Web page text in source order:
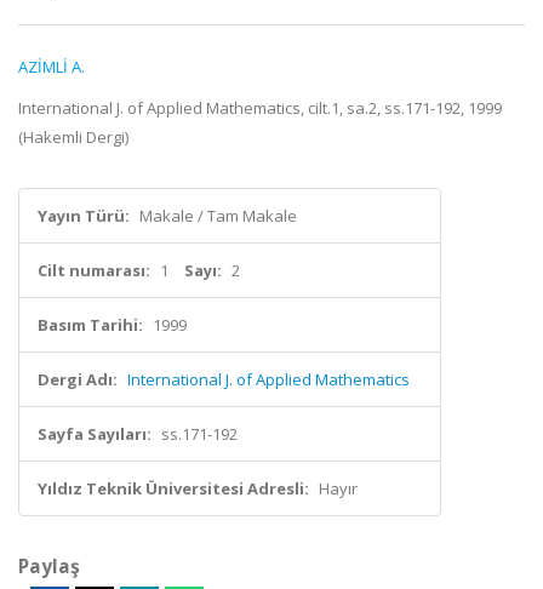
AZİMLİ A.
International J. of Applied Mathematics, cilt.1, sa.2, ss.171-192, 1999
(Hakemli Dergi)
Yayın Türü: Makale / Tam Makale
Cilt numarası: 1 Sayı: 2
Basım Tarihi: 1999
Dergi Adı: International J. of Applied Mathematics
Sayfa Sayıları: ss.171-192
Yıldız Teknik Üniversitesi Adresli: Hayır
Paylaş